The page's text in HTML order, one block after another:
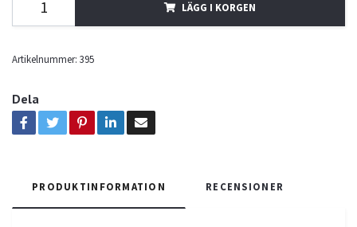
LÄGG I KORGEN
Artikelnummer: 395
Dela
PRODUKTINFORMATION RECENSIONER